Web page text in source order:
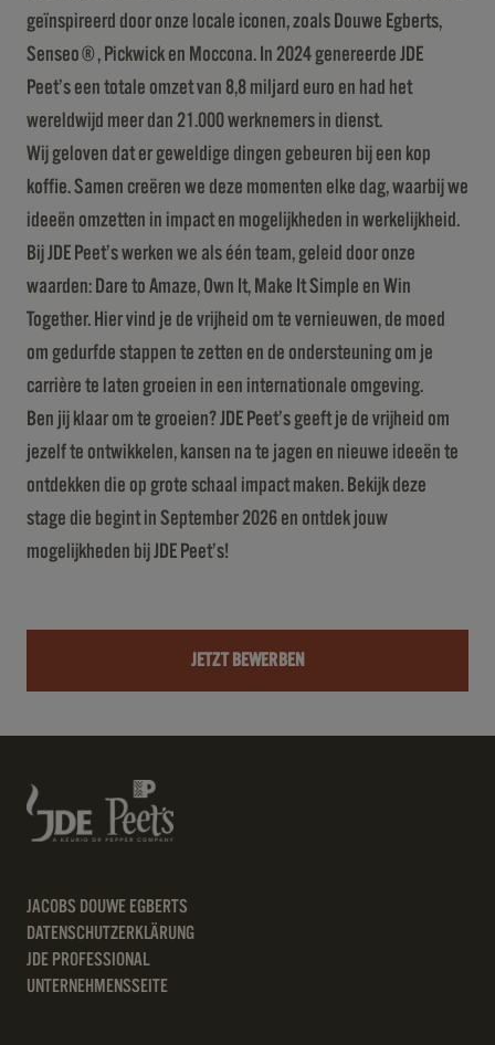
geïnspireerd door onze locale iconen, zoals Douwe Egberts,
Senseo®, Pickwick en Moccona. In 2024 genereerde JDE
Peet’s een totale omzet van 8,8 miljard euro en had het
wereldwijd meer dan 21.000 werknemers in dienst.
Wij geloven dat er geweldige dingen gebeuren bij een kop
koffie. Samen creëren we deze momenten elke dag, waarbij we
ideeën omzetten in impact en mogelijkheden in werkelijkheid.
Bij JDE Peet’s werken we als één team, geleid door onze
waarden: Dare to Amaze, Own It, Make It Simple en Win
Together. Hier vind je de vrijheid om te vernieuwen, de moed
om gedurfde stappen te zetten en de ondersteuning om je
carrière te laten groeien in een internationale omgeving.
Ben jij klaar om te groeien? JDE Peet’s geeft je de vrijheid om
jezelf te ontwikkelen, kansen na te jagen en nieuwe ideeën te
ontdekken die op grote schaal impact maken. Bekijk deze
stage die begint in September 2026 en ontdek jouw
mogelijkheden bij JDE Peet’s!
JETZT BEWERBEN
JACOBS DOUWE EGBERTS
DATENSCHUTZERKLÄRUNG
JDE PROFESSIONAL
UNTERNEHMENSSEITE